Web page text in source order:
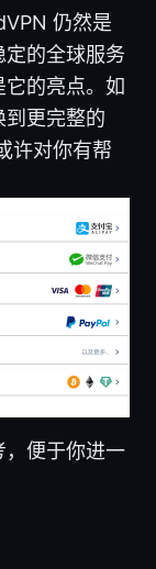
仍然是
的全球服务
的亮点。如
到更完整的
许对你有帮
，便于你进一